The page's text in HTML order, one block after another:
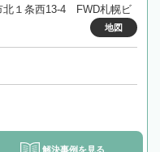
北１条西13-4 FWD札幌ビ
地図
解決事例を見る